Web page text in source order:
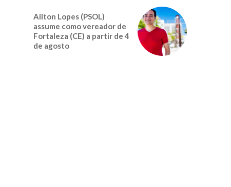
Ailton Lopes (PSOL)
assume como vereador de
Fortaleza (CE) a partir de 4
de agosto